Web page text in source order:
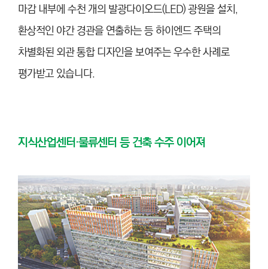
마감 내부에 수천 개의 발광다이오드(LED) 광원을 설치,
환상적인 야간 경관을 연출하는 등 하이엔드 주택의
차별화된 외관 통합 디자인을 보여주는 우수한 사례로
평가받고 있습니다.
지식산업센터·물류센터 등 건축 수주 이어져